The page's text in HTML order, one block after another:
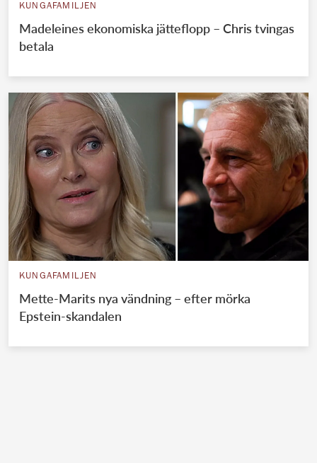
KUNGAFAMILJEN
Madeleines ekonomiska jätteflopp – Chris tvingas
betala
KUNGAFAMILJEN
Mette-Marits nya vändning – efter mörka
Epstein-skandalen